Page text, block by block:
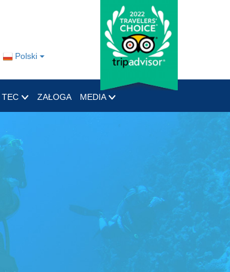
Polski
TEC ZAŁOGA MEDIA